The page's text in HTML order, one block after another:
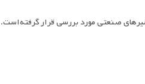
صنعتی مورد بررسی قرار گرفته‌است.